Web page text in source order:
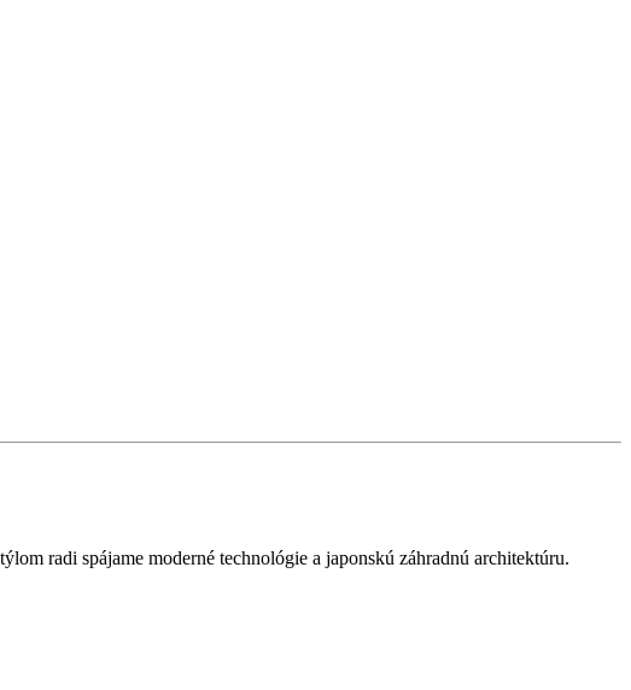
radi spájame moderné technológie a japonskú záhradnú architektúru.